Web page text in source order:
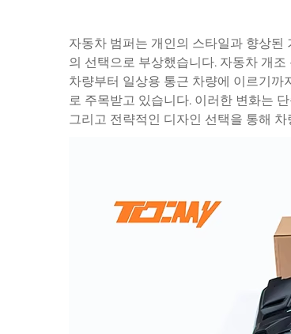
자동차 범퍼는 개인의 스타일과 향상
의 선택으로 부상했습니다. 자동차 개
차량부터 일상용 통근 차량에 이르기
로 주목받고 있습니다. 이러한 변화는
그리고 전략적인 디자인 선택을 통해